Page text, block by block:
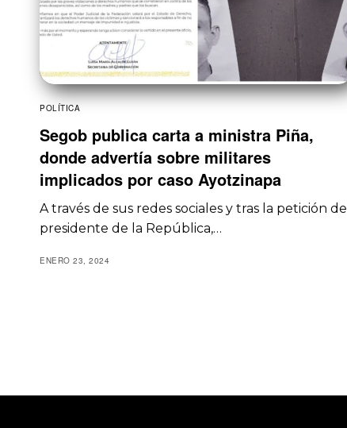
POLÍTICA
Segob publica carta a ministra Piña,
donde advertía sobre militares
implicados por caso Ayotzinapa
A través de sus redes sociales y tras la petición del
presidente de la República,…
ENERO 23, 2024